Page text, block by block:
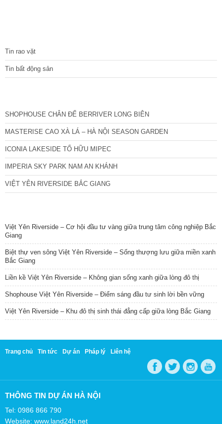
Tin rao vặt
Tin bất động sản
SHOPHOUSE CHÂN ĐẾ BERRIVER LONG BIÊN
MASTERISE CAO XÀ LÁ – HÀ NỘI SEASON GARDEN
ICONIA LAKESIDE TỐ HỮU MIPEC
IMPERIA SKY PARK NAM AN KHÁNH
VIỆT YÊN RIVERSIDE BẮC GIANG
Việt Yên Riverside – Cơ hội đầu tư vàng giữa trung tâm công nghiệp Bắc
Giang
Biệt thự ven sông Việt Yên Riverside – Sống thượng lưu giữa miền xanh
Bắc Giang
Liền kề Việt Yên Riverside – Không gian sống xanh giữa lòng đô thị
Shophouse Việt Yên Riverside – Điểm sáng đầu tư sinh lời bền vững
Việt Yên Riverside – Khu đô thị sinh thái đẳng cấp giữa lòng Bắc Giang
Trang chủ Tin tức Dự án Pháp lý Liên hệ
THÔNG TIN DỰ ÁN HÀ NỘI
Tel: 0986 866 790
Website: www.land24h.net